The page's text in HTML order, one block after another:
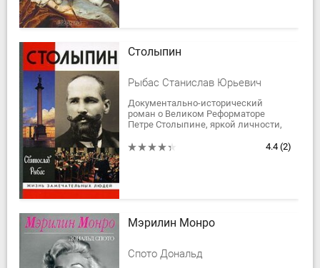
Столыпин
Рыбас Станислав Юрьевич
Документально-исторический
роман о Великом Реформаторе
Петре Столыпине, яркой личности,
вознесенном на вершину
4.4 (2)
Мэрилин Монро
Спото Дональд